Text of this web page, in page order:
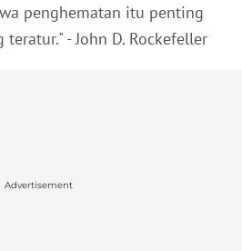
penghematan itu penting
- John D. Rockefeller
Advertisement